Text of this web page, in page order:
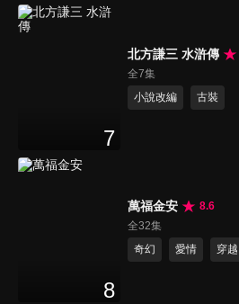
7
北方謙三 水滸傳
全7集
小說改編
古裝
8
萬福金安
8.6
全32集
奇幻
愛情 穿越